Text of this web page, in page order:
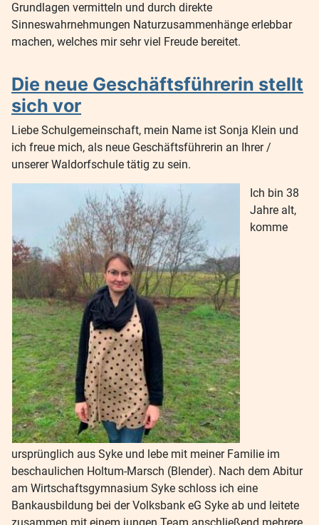
Grundlagen vermitteln und durch direkte
Sinneswahrnehmungen Naturzusammenhänge erlebbar
machen, welches mir sehr viel Freude bereitet.
Die neue Geschäftsführerin stellt
sich vor
Liebe Schulgemeinschaft, mein Name ist Sonja Klein und
ich freue mich, als neue Geschäftsführerin an Ihrer /
unserer Waldorfschule tätig zu sein.
Ich bin 38
Jahre alt,
komme
ursprünglich aus Syke und lebe mit meiner Familie im
beschaulichen Holtum-Marsch (Blender). Nach dem Abitur
am Wirtschaftsgymnasium Syke schloss ich eine
Bankausbildung bei der Volksbank eG Syke ab und leitete